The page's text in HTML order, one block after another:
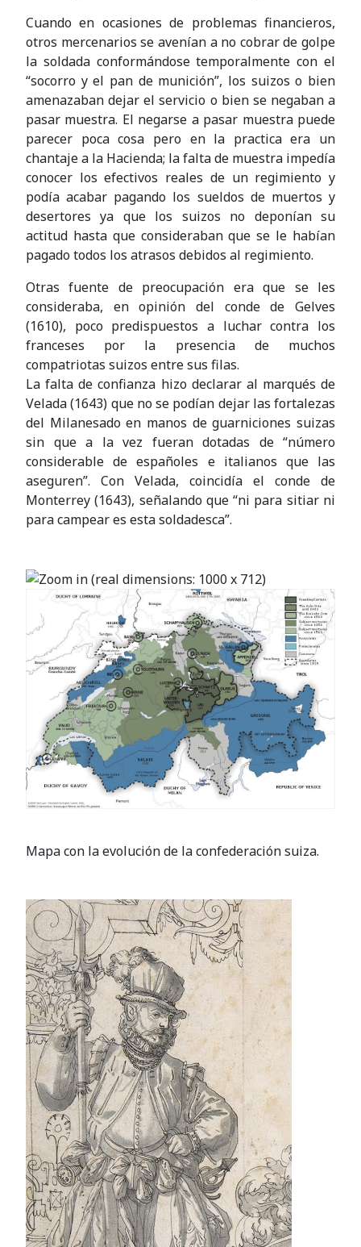
Cuando en ocasiones de problemas financieros,
otros mercenarios se avenían a no cobrar de golpe
la soldada conformándose temporalmente con el
“socorro y el pan de munición”, los suizos o bien
amenazaban dejar el servicio o bien se negaban a
pasar muestra. El negarse a pasar muestra puede
parecer poca cosa pero en la practica era un
chantaje a la Hacienda; la falta de muestra impedía
conocer los efectivos reales de un regimiento y
podía acabar pagando los sueldos de muertos y
desertores ya que los suizos no deponían su
actitud hasta que consideraban que se le habían
pagado todos los atrasos debidos al regimiento.
Otras fuente de preocupación era que se les
consideraba, en opinión del conde de Gelves
(1610), poco predispuestos a luchar contra los
franceses por la presencia de muchos
compatriotas suizos entre sus filas.
La falta de confianza hizo declarar al marqués de
Velada (1643) que no se podían dejar las fortalezas
del Milanesado en manos de guarniciones suizas
sin que a la vez fueran dotadas de “número
considerable de españoles e italianos que las
aseguren”. Con Velada, coincidía el conde de
Monterrey (1643), señalando que “ni para sitiar ni
para campear es esta soldadesca”.
Mapa con la evolución de la confederación suiza.